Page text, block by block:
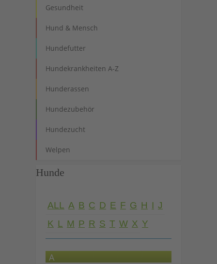
Gesundheit
Hund & Mensch
Hundefutter
Hundekrankheiten A-Z
Hunderassen
Hundezubehör
Hundezucht
Welpen
Hunde
ALL A B C D E F G H I J
K L M P R S T W X Y
A